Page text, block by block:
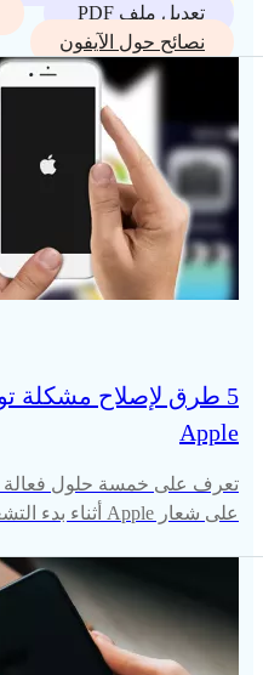
تعديل ملف PDF
نصائح حول الآيفون
Apple
على شعار Apple أثناء بدء التشغيل.